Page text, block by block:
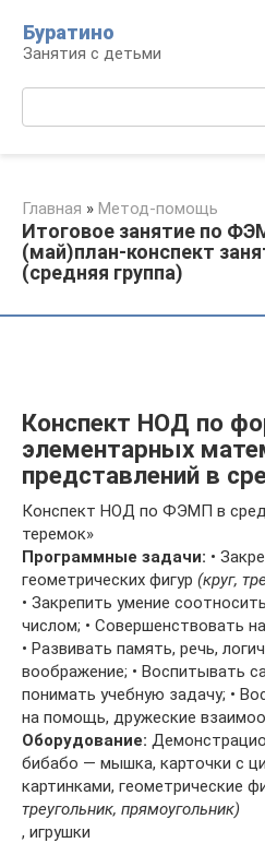
контенту
Буратино
Занятия с детьми
Главная » Метод-помощь
Итоговое занятие по
(май)план-конспект
(средняя группа)
Конспект НОД по
элементарных
представлений в
Конспект НОД по ФЭМП в
теремок»
Программные задачи: •
геометрических фигур (круг,
• Закрепить умение
числом; • Совершенствовать
• Развивать память, речь,
воображение; • Воспитывать
понимать учебную задачу; •
на помощь, дружеские
Оборудование:
бибабо — мышка, карточки с
картинками, геометрические
треугольник, прямоугольник)
, игрушки